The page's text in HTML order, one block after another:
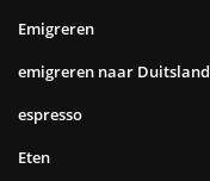
Emigreren
emigreren naar Duitsland
espresso
Eten